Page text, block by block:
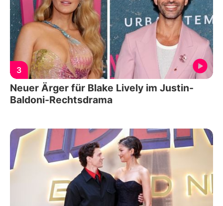
3
Neuer Ärger für Blake Lively im Justin-
Baldoni-Rechtsdrama